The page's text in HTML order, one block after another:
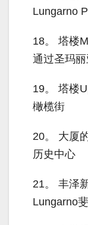
Lungarno
18。
塔楼
通过圣玛
19。
塔楼
橄榄街
20。
大厦
历史中心
21。
丰泽
Lungarno